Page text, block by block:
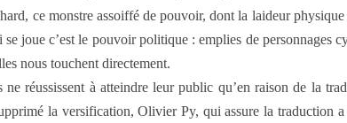
ce monstre assoiffé de pouvoir, dont la laideur
joue c’est le pouvoir politique : emplies de
nous touchent directement.
réussissent à atteindre leur public qu’en raison de la
la versification, Olivier Py, qui assure la traduction